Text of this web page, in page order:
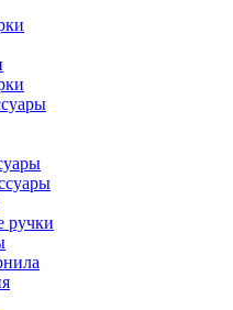
ручки